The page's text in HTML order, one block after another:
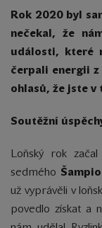
Rok 2020 byl
nečekal, že
události, které
čerpali energii z
ohlasů, že jste v
Soutěžní
Loňský rok
sedmého
už vyprávěli v
povedlo získat a